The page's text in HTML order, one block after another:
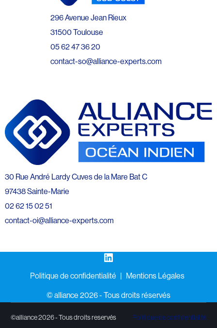
296 Avenue Jean Rieux
31500 Toulouse
05 62 47 36 20
contact-so@alliance-experts.com
30 Rue André Lardy Cuves de la Mare Bat C
97438 Sainte-Marie
02 62 15 02 51
contact-oi@alliance-experts.com
LinkedIn
Politique de confidentialité
Mentions Légales
©️ alliance 2026 - Tous droits réservés
©alliance 2026 - Tous droits reservés Politique de confidentialité